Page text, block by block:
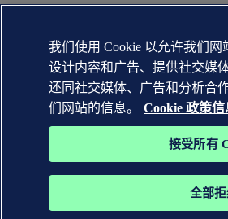
我们使用 Cookie 以允许我们
设计内容和广告、提供社交媒
还同社交媒体、广告和分析合
们网站的信息。
Cookie 政策
接受所有
全部